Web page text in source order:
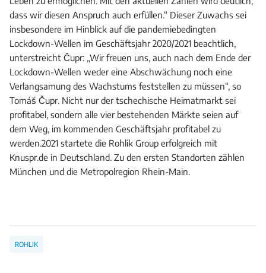
dass wir diesen Anspruch auch erfüllen.“ Dieser Zuwachs sei
insbesondere im Hinblick auf die pandemiebedingten
Lockdown-Wellen im Geschäftsjahr 2020/2021 beachtlich,
unterstreicht Čupr: „Wir freuen uns, auch nach dem Ende der
Lockdown-Wellen weder eine Abschwächung noch eine
Verlangsamung des Wachstums feststellen zu müssen“, so
Tomáš Čupr. Nicht nur der tschechische Heimatmarkt sei
profitabel, sondern alle vier bestehenden Märkte seien auf
dem Weg, im kommenden Geschäftsjahr profitabel zu
werden.2021 startete die Rohlik Group erfolgreich mit
Knuspr.de in Deutschland. Zu den ersten Standorten zählen
München und die Metropolregion Rhein-Main.
ROHLIK